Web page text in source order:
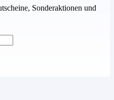
Sonderaktionen und